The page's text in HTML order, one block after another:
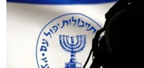
SAĞLIK
SİYASET
MEDYA KÖŞESİ